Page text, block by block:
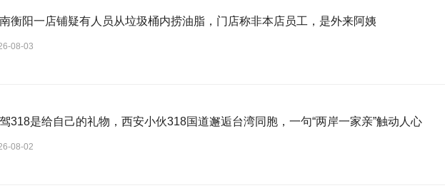
衡阳一店铺疑有人员从垃圾桶内捞油脂，门店称非本店员工，是外来阿姨
08-03
318是给自己的礼物，西安小伙318国道邂逅台湾同胞，一句“两岸一家亲”触动人心
08-02